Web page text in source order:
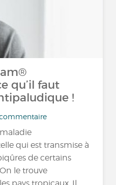
qu’il faut
!
commentaire
qui est transmise à
de certains
le trouve